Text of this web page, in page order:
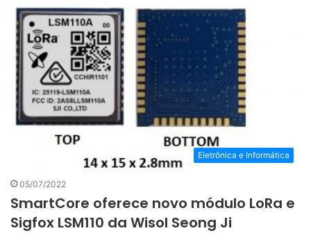
Eletrônica e Informática
05/07/2022
SmartCore oferece novo módulo LoRa e
Sigfox LSM110 da Wisol Seong Ji